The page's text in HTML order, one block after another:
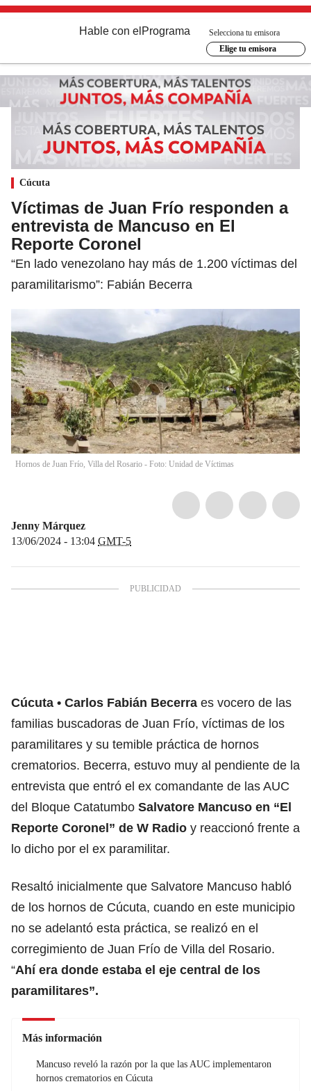
Hable con el Programa
Selecciona tu emisora
Elige tu emisora
Cúcuta
Víctimas de Juan Frío responden a
entrevista de Mancuso en El
Reporte Coronel
“En lado venezolano hay más de 1.200 víctimas del
paramilitarismo”: Fabián Becerra
Hornos de Juan Frío, Villa del Rosario - Foto: Unidad de Víctimas
Jenny Márquez
13/06/2024 - 13:04 GMT-5
Cúcuta Carlos Fabián Becerra es vocero de las
familias buscadoras de Juan Frío, víctimas de los
paramilitares y su temible práctica de hornos
crematorios. Becerra, estuvo muy al pendiente de la
entrevista que entró el ex comandante de las AUC
del Bloque Catatumbo Salvatore Mancuso en “El
Reporte Coronel” de W Radio y reaccionó frente a
lo dicho por el ex paramilitar.
Resaltó inicialmente que Salvatore Mancuso habló
de los hornos de Cúcuta, cuando en este municipio
no se adelantó esta práctica, se realizó en el
corregimiento de Juan Frío de Villa del Rosario.
“Ahí era donde estaba el eje central de los
paramilitares”.
Más información
Mancuso reveló la razón por la que las AUC implementaron
hornos crematorios en Cúcuta